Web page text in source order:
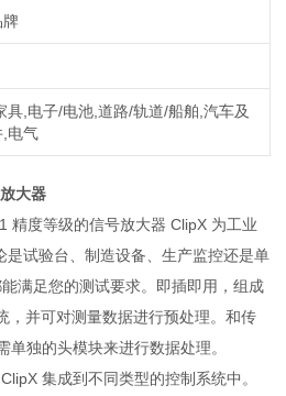
具,电子/电池,道路/轨道/船舶,汽车及
电气
大器
精度等级的信号放大器 ClipX 为工业
是试验台、制造设备、生产监控还是单
满足您的测试要求。即插即用，组成
，并可对测量数据进行预处理。和传
独的头模块来进行数据处理。
集成到不同类型的控制系统中。